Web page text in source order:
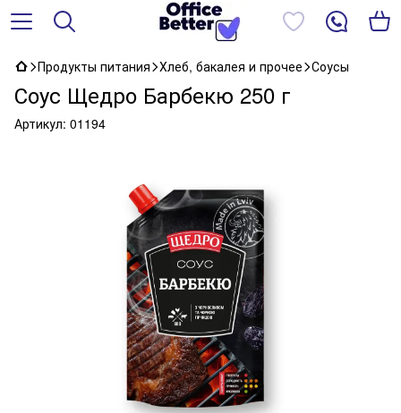
Продукты питания Хлеб, бакалея и прочее Соусы
Соус Щедро Барбекю 250 г
Артикул: 01194